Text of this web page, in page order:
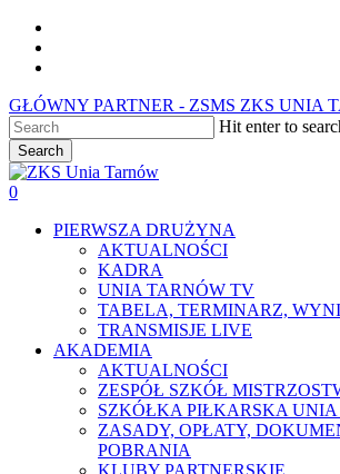
Skip
main
GŁÓWNY PARTNER - ZSMS ZKS UNIA
Hit enter to
Search
Close
Search
0
PIERWSZA DRUŻYNA
AKTUALNOŚCI
KADRA
UNIA TARNÓW TV
TABELA, TERMINARZ,
TRANSMISJE LIVE
AKADEMIA
AKTUALNOŚCI
ZESPÓŁ SZKÓŁ
SZKÓŁKA PIŁKARSKA UNIA
ZASADY, OPŁATY,
POBRANIA
KLUBY PARTNERSKIE